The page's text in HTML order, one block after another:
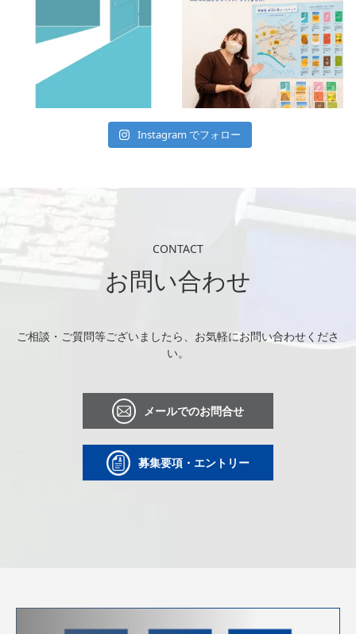
Instagram でフォロー
CONTACT
お問い合わせ
ご相談・ご質問等ございましたら、お気軽にお問い合わせくださ
い。
メールでのお問合せ
募集要項・エントリー